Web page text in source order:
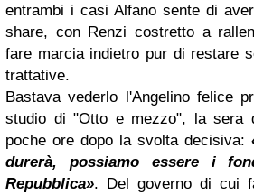
entrambi i casi Alfano sente di
share, con Renzi costretto a
fare marcia indietro pur di restare
trattative.
Bastava vederlo l'Angelino felice
studio di "Otto e mezzo", la sera
poche ore dopo la svolta decisiva:
durerà, possiamo essere i
Repubblica». Del governo di cui